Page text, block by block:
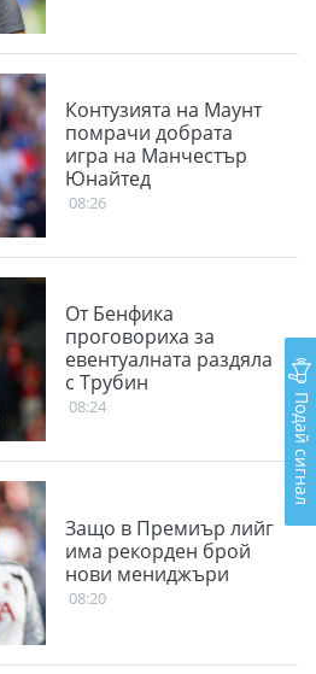
Контузията на Маунт
помрачи добрата
игра на Манчестър
Юнайтед
08:26
От Бенфика
проговориха за
евентуалната раздяла
с Трубин
08:24
Защо в Премиър лийг
има рекорден брой
нови мениджъри
08:20
Подай сигнал